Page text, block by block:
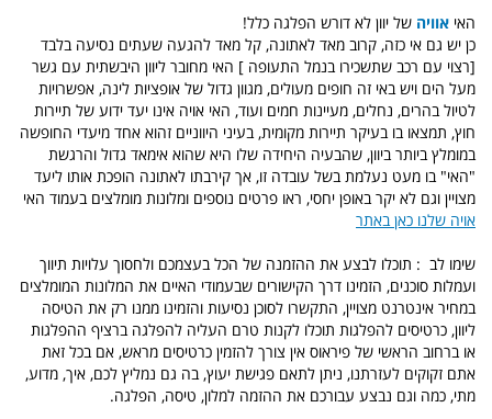
האי אוויה של יוון לא דורש הפלגה כלל!
כן יש גם אי כזה, קרוב מאד לאתונה, קל מאד להגעה שעתים נסיעה בלבד
[רצוי עם רכב שתשכירו בנמל התעופה ] האי מחובר ליוון היבשתית עם גשר
מעל הים ויש באי זה חופים מעולים, מגוון גדול של אופציות לינה, אפשרויות
לטיול בהרים, נחלים, מעיינות חמים ועוד, האי אויה אינו יעד ידוע של תיירות
חוץ, תמצאו בו בעיקר תיירות מקומית, בעיני היווניים זהוא אחד מיעדי החופשה
במומלץ ביותר ביוון, שהבעיה היחידה שלו היא שהוא אימאד גדול והרגשת
"האי" בו מעט נעלמת בשל עובדה זו, אך קירבתו לאתונה הופכת אותו ליעד
מצויין וגם לא יקר באופן יחסי, ראו פרטים נוספים ומלונות מומלצים בעמוד האי
אויה שלנו כאן באתר
שימו לב : תוכלו לבצע את ההזמנה של הכל בעצמכם ולחסוך עלויות תיווך
ועמלות סוכנים, הזמינו דרך הקישורים שבעמודי האיים את המלונות המומלצים
במחיר אינטרנט מצויין, התקשרו לסוכן נסיעות והזמינו ממנו רק את הטיסה
ליוון, כרטיסים להפלגות תוכלו לקנות טרם העליה להפלגה ברציף ההפלגות
או ברחוב הראשי של פיראוס אין צורך להזמין כרטיסים מראש, אם בכל זאת
אתם זקוקים לעזרתנו, ניתן לתאם פגישת יעוץ, בה גם נמליץ לכם, איך, מדוע,
מתי, כמה וגם נבצע עבורכם את ההזמה למלון, טיסה, הפלגה.